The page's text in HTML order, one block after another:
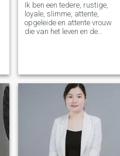
Ik ben een tedere, rustige,
loyale, slimme, attente,
opgeleide en attente vrouw
die van het leven en de
plezier hebben met vrienden,
of gewoon wat rustige tijd
thuis doorbrengen. =) ik heb
een passie voor het leren van
nieuwe dingen, kennis is
grenzeloos, ik geniet van het
lezen van verschillende
soorten boeken. Ik waardeer
de eenvoudige dingen in het